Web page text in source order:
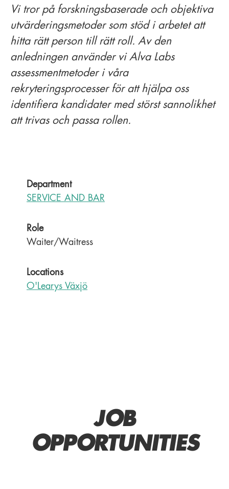
Vi tror på forskningsbaserade och objektiva
utvärderingsmetoder som stöd i arbetet att
hitta rätt person till rätt roll. Av den
anledningen använder vi Alva Labs
assessmentmetoder i våra
rekryteringsprocesser för att hjälpa oss
identifiera kandidater med störst sannolikhet
att trivas och passa rollen.
Department
SERVICE AND BAR
Role
Waiter/Waitress
Locations
O'Learys Växjö
JOB
OPPORTUNITIES